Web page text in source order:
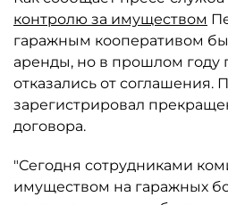
контролю за имуществом
гаражным кооперативом
аренды, но в прошлом году
отказались от соглашения.
зарегистрировал
договора.
"Сегодня сотрудниками
имуществом на гаражных